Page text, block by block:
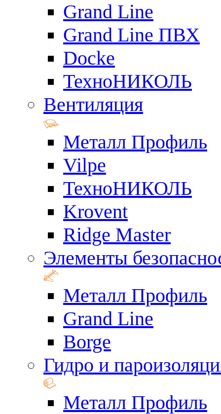
Grand Line
Grand Line ПВХ
Docke
ТехноНИКОЛЬ
Вентиляция
Металл Профиль
Vilpe
ТехноНИКОЛЬ
Krovent
Ridge Master
Элементы
Металл Профиль
Grand Line
Borge
Гидро и
Металл Профиль